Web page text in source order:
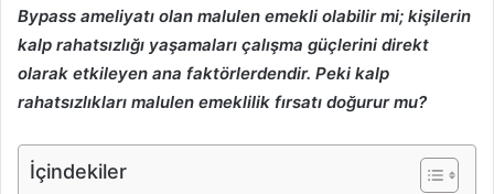
Bypass ameliyatı olan malulen emekli olabilir mi; kişilerin
kalp rahatsızlığı yaşamaları çalışma güçlerini direkt
olarak etkileyen ana faktörlerdendir. Peki kalp
rahatsızlıkları malulen emeklilik fırsatı doğurur mu?
İçindekiler